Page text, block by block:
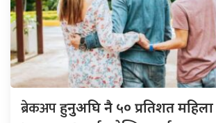
ब्रेकअपहुनुअघि नै ५० प्रतिशत महिला